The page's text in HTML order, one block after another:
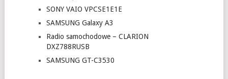
SONY VAIO VPCSE1E1E
SAMSUNG Galaxy A3
Radio samochodowe – CLARION
DXZ788RUSB
SAMSUNG GT-C3530